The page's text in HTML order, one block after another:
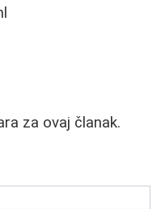
za ovaj članak.